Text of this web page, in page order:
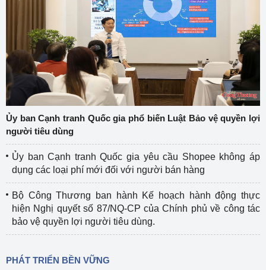
Ủy ban Cạnh tranh Quốc gia phổ biến Luật Bảo vệ quyền lợi
người tiêu dùng
Ủy ban Cạnh tranh Quốc gia yêu cầu Shopee không áp
dụng các loại phí mới đối với người bán hàng
Bộ Công Thương ban hành Kế hoạch hành động thực
hiện Nghị quyết số 87/NQ-CP của Chính phủ về công tác
bảo vệ quyền lợi người tiêu dùng.
PHÁT TRIỂN BỀN VỮNG